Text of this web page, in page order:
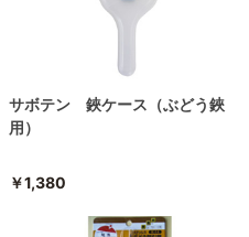
サボテン 鋏ケース（ぶどう鋏
用）
￥1,380